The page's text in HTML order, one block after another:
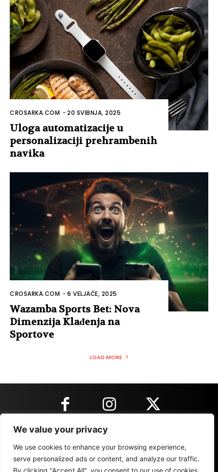
We value your privacy
We use cookies to enhance your browsing experience,
serve personalized ads or content, and analyze our traffic.
By clicking "Accept All", you consent to our use of cookies.
CROSARKA.COM -20 SVIBNJA, 2025
Uloga automatizacije u
personalizaciji prehrambenih
navika
CROSARKA.COM -6 VELJAČE, 2025
Wazamba Sports Bet: Nova
Dimenzija Klađenja na
Sportove
LOAD MORE
KONTAKT INFORMACIJE